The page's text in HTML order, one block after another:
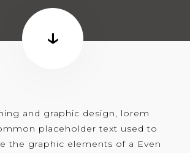
↓
and graphic design, lorem
placeholder text used to
the graphic elements of a Even